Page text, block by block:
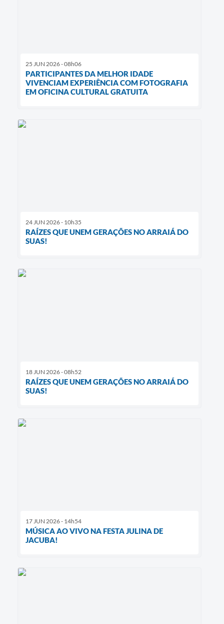
25 JUN 2026 - 08h06
PARTICIPANTES DA MELHOR IDADE
VIVENCIAM EXPERIÊNCIA COM FOTOGRAFIA
EM OFICINA CULTURAL GRATUITA
24 JUN 2026 - 10h35
RAÍZES QUE UNEM GERAÇÕES NO ARRAIÁ DO
SUAS!
18 JUN 2026 - 08h52
RAÍZES QUE UNEM GERAÇÕES NO ARRAIÁ DO
SUAS!
17 JUN 2026 - 14h54
MÚSICA AO VIVO NA FESTA JULINA DE
JACUBA!